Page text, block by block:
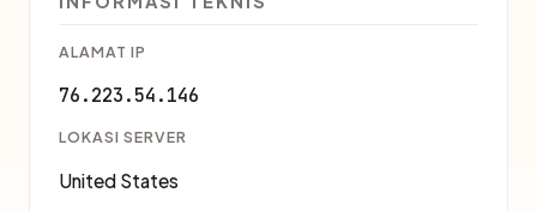
ALAMAT IP
76.223.54.146
LOKASI SERVER
United States